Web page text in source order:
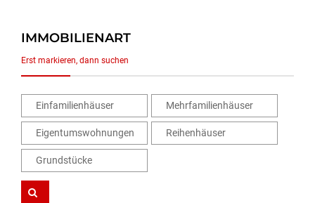
IMMOBILIENART
Erst markieren, dann suchen
Einfamilienhäuser Mehrfamilienhäuser
Eigentumswohnungen Reihenhäuser
Grundstücke